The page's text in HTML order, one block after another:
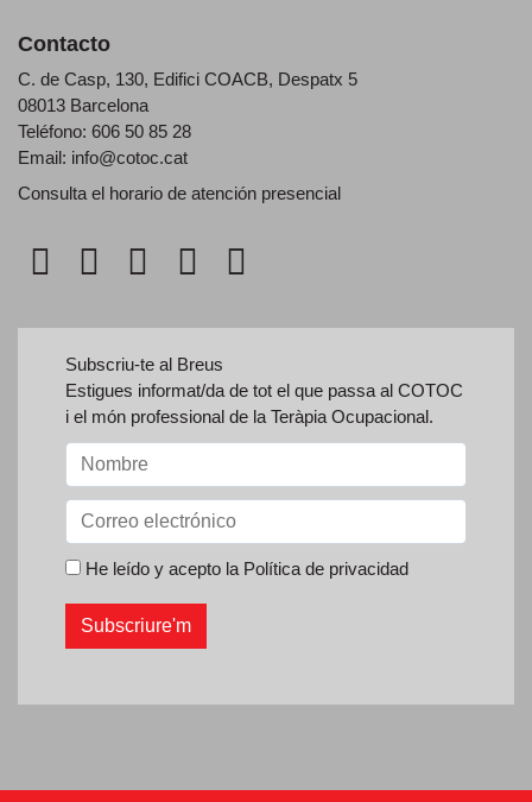
Contacto
C. de Casp, 130, Edifici COACB, Despatx 5
08013 Barcelona
Teléfono: 606 50 85 28
Email: info@cotoc.cat
Consulta el horario de atención presencial
Subscriu-te al Breus
Estigues informat/da de tot el que passa al COTOC
i el món professional de la Teràpia Ocupacional.
He leído y acepto la Política de privacidad